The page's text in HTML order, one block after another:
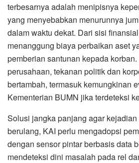
terbesarnya adalah menipisnya
yang menyebabkan menurunnya
dalam waktu dekat. Dari sisi
menanggung biaya perbaikan aset
pemberian santunan kepada
perusahaan, tekanan politik dan
bertambah, termasuk kemungkinan
Kementerian BUMN jika terdeteksi
Solusi jangka panjang agar
berulang, KAI perlu mengadopsi
dengan sensor pintar berbasis data
mendeteksi dini masalah pada rel